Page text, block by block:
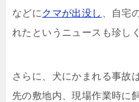
などに クマが出没し
、自宅
れたというニュースも珍し
さらに、犬にかまれる事故
先の敷地内、現場作業時に